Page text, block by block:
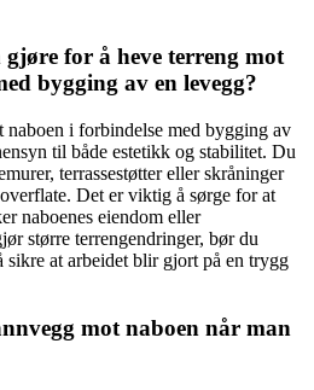
for å heve terreng mot
bygging av en levegg?
naboen i forbindelse med bygging av
til både estetikk og stabilitet. Du
terrassestøtter eller skråninger
Det er viktig å sørge for at
naboenes eiendom eller
større terrengendringer, bør du
sikre at arbeidet blir gjort på en trygg
mot naboen når man